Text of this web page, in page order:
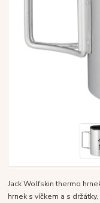
Jack Wolfskin thermo
hrnek s víčkem a s